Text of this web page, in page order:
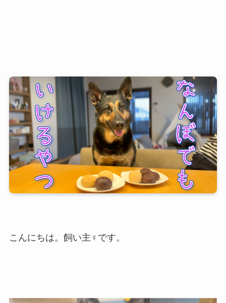
こんにちは。飼い主♀です。